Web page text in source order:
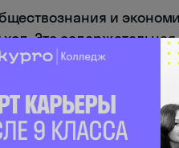
и
Это
— это чистая
бюджет,
с которыми
или вузе. Ученик,
получает